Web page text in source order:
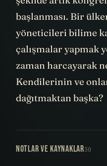
başlanması. Bir
yöneticileri bilime
çalışmalar yapmak
zaman harcayarak
Kendilerinin ve
dağıtmaktan başka?
NOTLAR VE KAYNAKLAR30